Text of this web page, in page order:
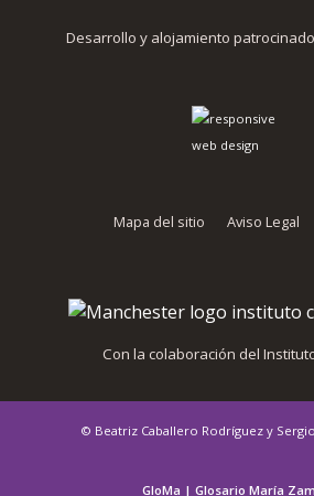
Desarrollo y alojamiento
Mapa del sitio Aviso Legal
Con la colaboración del
© Beatriz Caballero Rodríguez y
GloMa | Glosario María